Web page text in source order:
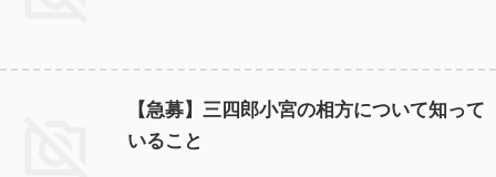
【急募】三四郎小宮の相方について知って
いること